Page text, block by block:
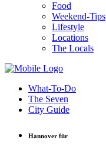
Food
Weekend-Tips
Lifestyle
Locations
The Locals
What-To-Do
The Seven
City Guide
Hannover für